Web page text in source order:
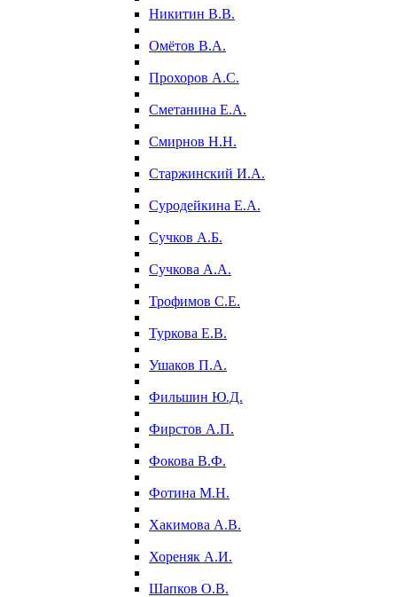
Никитин В.В.
Омётов В.А.
Прохоров А.С.
Сметанина Е.А.
Смирнов Н.Н.
Старжинский И.А.
Суродейкина Е.А.
Сучков А.Б.
Сучкова А.А.
Трофимов С.Е.
Туркова Е.В.
Ушаков П.А.
Фильшин Ю.Д.
Фирстов А.П.
Фокова В.Ф.
Фотина М.Н.
Хакимова А.В.
Хореняк А.И.
Шапков О.В.